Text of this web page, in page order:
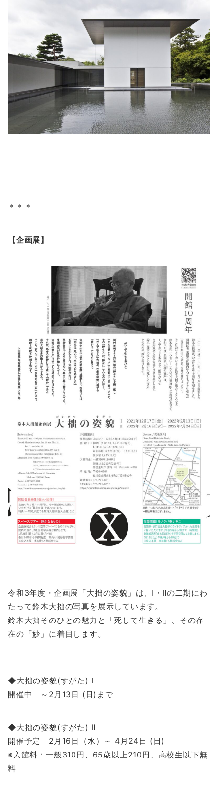
＊＊＊
【企画展】
令和3年度・企画展「大拙の姿貌」は、Ⅰ・Ⅱの二期にわ
たって鈴木大拙の写真を展示しています。
鈴木大拙そのひとの魅力と「死して生きる」、その存
在の「妙」に着目します。
◆大拙の姿貌(すがた) Ⅰ
開催中 ～2月13日 (日)まで
◆大拙の姿貌(すがた) Ⅱ
開催予定 2月16日（水）～ 4月24日 (日)
※入館料：一般310円、65歳以上210円、高校生以下無
料